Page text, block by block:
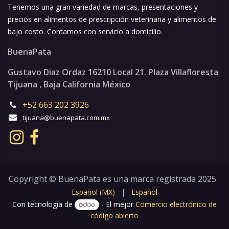
Tenemos una gran variedad de marcas, presentaciones y
precios en alimentos de prescripción veterinaria y alimentos de
bajo costo. Contamos con servicio a domicilio.
BuenaPata
Gustavo Diaz Ordaz 16210 Local 21. Plaza Villafloresta
Tijuana , Baja California México
+52 663 202 3926
tijuana@buenapata.com.mx
Copyright © BuenaPata es una marca registrada 2025
Español (MX) |
Español
Con tecnología de
- El mejorComercio electrónico de
código abierto